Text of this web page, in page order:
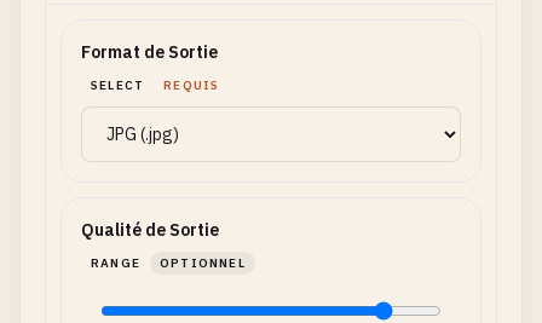
Format de Sortie
SELECT REQUIS
Qualité de Sortie
RANGE OPTIONNEL